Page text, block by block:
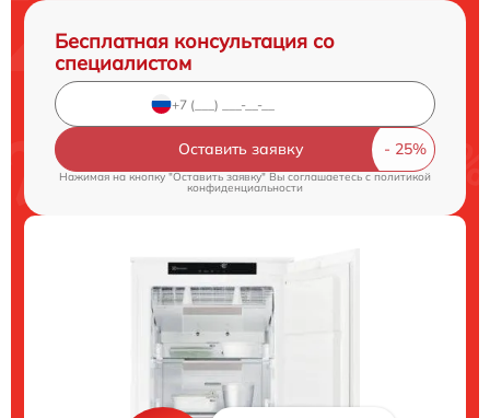
Бесплатная консультация со
специалистом
Оставить заявку
Нажимая на кнопку "Оставить заявку" Вы соглашаетесь c политикой
конфиденциальности